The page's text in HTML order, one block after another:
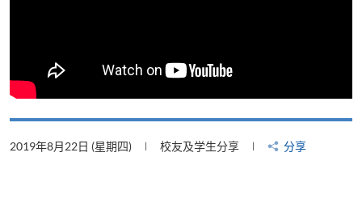
2019年8月22日 (星期四) 校友及学生分享 分享